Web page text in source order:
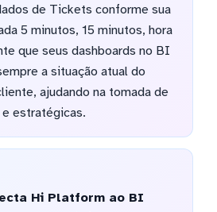
de Tickets conforme sua
5 minutos, 15 minutos, hora
que seus dashboards no BI
a situação atual do
ajudando na tomada de
estratégicas.
Hi Platform ao BI